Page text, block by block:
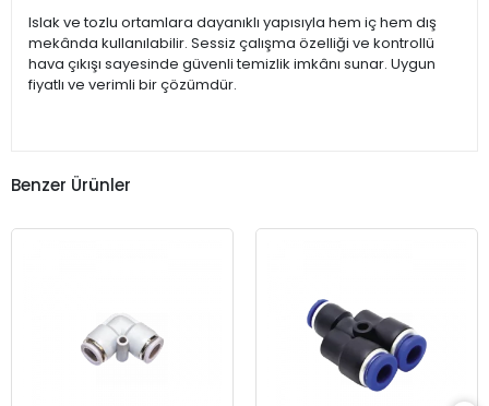
Islak ve tozlu ortamlara dayanıklı yapısıyla hem iç hem dış
mekânda kullanılabilir. Sessiz çalışma özelliği ve kontrollü
hava çıkışı sayesinde güvenli temizlik imkânı sunar. Uygun
fiyatlı ve verimli bir çözümdür.
Benzer Ürünler